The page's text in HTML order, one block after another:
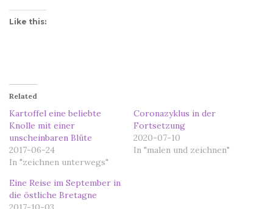
Like this:
Related
Kartoffel eine beliebte
Knolle mit einer
unscheinbaren Blüte
2017-06-24
In "zeichnen unterwegs"
Coronazyklus in der
Fortsetzung
2020-07-10
In "malen und zeichnen"
Eine Reise im September in
die östliche Bretagne